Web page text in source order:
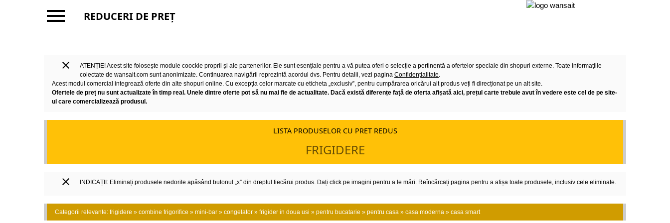
menu REDUCERI DE PREȚ
close
ATENȚIE! Acest site folosește module coockie proprii și ale partenerilor. Ele sunt esențiale pentru a vă putea oferi o selecție a pertinentă a ofertelor speciale din shopuri externe. Toate informațiile
colectate de wansait.com sunt anonimizate. Continuarea navigării reprezintă acordul dvs. Pentru detalii, vezi pagina Confidențialitate.
Acest modul comercial integrează oferte din alte shopuri online. Cu excepția celor marcate cu eticheta „exclusiv”, pentru cumpărarea oricărui alt produs veți fi direcționat pe un alt site.
Ofertele de preț nu sunt actualizate în timp real. Unele dintre oferte pot să nu mai fie de actualitate. Dacă există diferențe față de oferta afișată aici, prețul carte trebuie avut în vedere este cel de pe site-
ul care comercializează produsul.
LISTA PRODUSELOR CU PRET REDUS
FRIGIDERE
close INDICAȚII: Eliminați produsele nedorite apăsând butonul „x” din dreptul fiecărui produs. Dați click pe imagini pentru a le mări. Reîncărcați pagina pentru a afișa toate produsele, inclusiv cele eliminate.
Categorii relevante: frigidere » combine frigorifice » mini-bar » congelator » frigider in doua usi » pentru bucatarie » pentru casa » casa moderna » casa smart